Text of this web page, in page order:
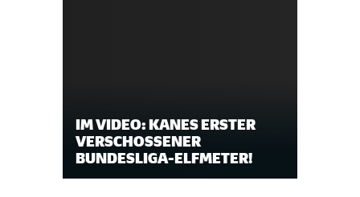
IM VIDEO: KANES ERSTER
VERSCHOSSENER
BUNDESLIGA-ELFMETER!